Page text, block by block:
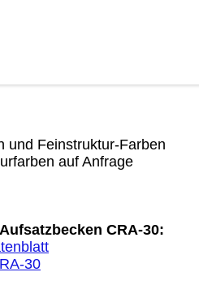
und Feinstruktur-Farben
auf Anfrage
CRA-30:
30